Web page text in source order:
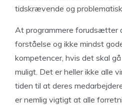
tidskrævende og
At programmere forudsætter
forståelse og ikke mindst
kompetencer, hvis det skal
muligt. Det er heller ikke alle
tiden til at deres
er nemlig vigtigt at alle